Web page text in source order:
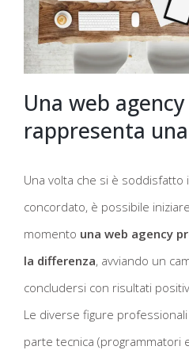
Una web
rappresenta
Una volta che si è soddisfatto
concordato, è possibile
momento una web agency
la differenza, avviando un
concludersi con risultati
Le diverse figure
parte tecnica (programmatori